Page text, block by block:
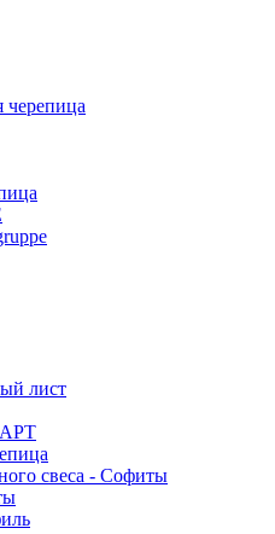
черепица
лист
свеса - Софиты